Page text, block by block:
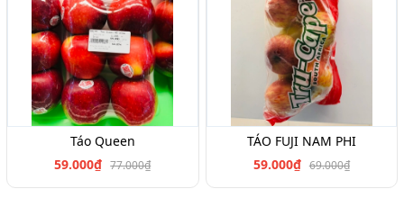
Táo Queen
59.000₫ 77.000₫
TÁO FUJI NAM PHI
59.000₫ 69.000₫